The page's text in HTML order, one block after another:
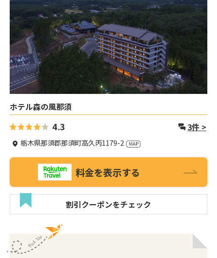
ホテル森の風那須
4.3 3件 >
栃木県那須郡那須町高久丙1179-2
料金を表示する
割引クーポンをチェック